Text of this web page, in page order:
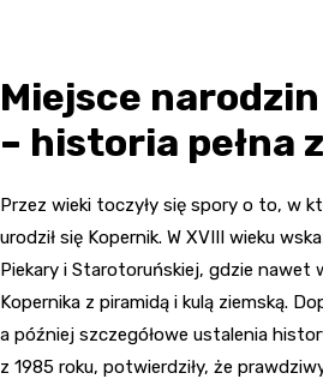
Miejsce
– historia pełna
Przez wieki toczyły się spory o to, w
urodził się Kopernik. W XVIII wieku
Piekary i Starotoruńskiej, gdzie nawet
Kopernika z piramidą i kulą ziemską.
a później szczegółowe ustalenia
z 1985 roku, potwierdziły, że